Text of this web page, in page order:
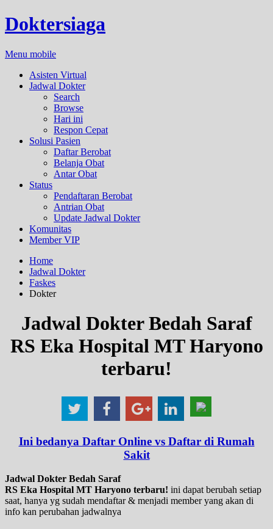
Doktersiaga
Menu mobile
Asisten Virtual
Jadwal Dokter
Search
Browse
Hari ini
Respon Cepat
Solusi Pasien
Daftar Berobat
Belanja Obat
Antar Obat
Status
Pendaftaran Berobat
Antrian Obat
Update Jadwal Dokter
Komunitas
Member VIP
Home
Jadwal Dokter
Faskes
Dokter
Jadwal Dokter Bedah Saraf
RS Eka Hospital MT Haryono
terbaru!
Ini bedanya Daftar Online vs Daftar di Rumah
Sakit
Jadwal Dokter Bedah Saraf
RS Eka Hospital MT Haryono terbaru! ini dapat berubah setiap
saat, hanya yg sudah mendaftar & menjadi member yang akan di
info kan perubahan jadwalnya